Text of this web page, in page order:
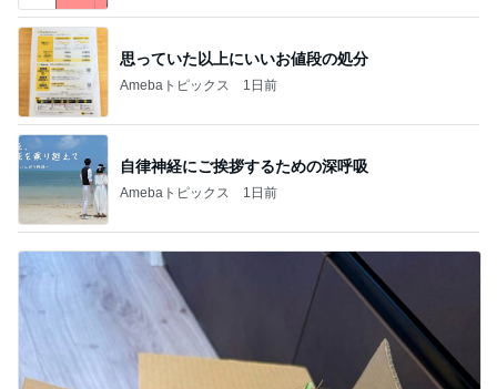
思っていた以上にいいお値段の処分
Amebaトピックス 1日前
自律神経にご挨拶するための深呼吸
Amebaトピックス 1日前